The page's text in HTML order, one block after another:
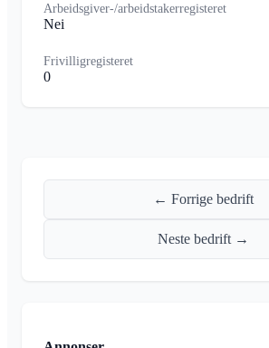
Arbeidsgiver-/arbeidstakerregisteret
Nei
Frivilligregisteret
0
← Forrige bedrift
Neste bedrift →